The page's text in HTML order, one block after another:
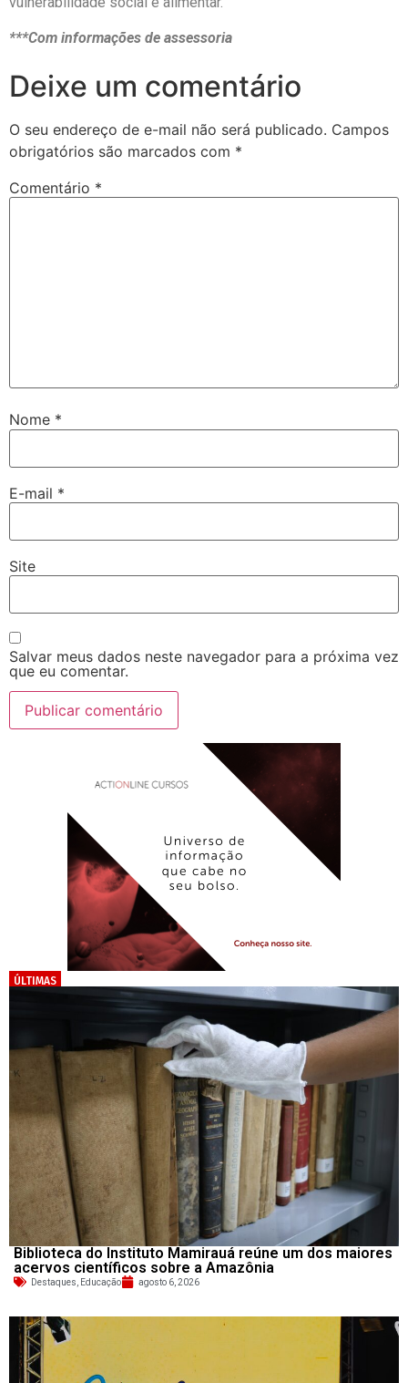
***Com informações de assessoria
Deixe um comentário
O seu endereço de e-mail não será publicado. Campos
obrigatórios são marcados com *
Comentário *
Nome *
E-mail *
Site
Salvar meus dados neste navegador para a próxima vez
que eu comentar.
ÚLTIMAS
Biblioteca do Instituto Mamirauá reúne um dos maiores
acervos científicos sobre a Amazônia
Destaques Educação agosto 6, 2026